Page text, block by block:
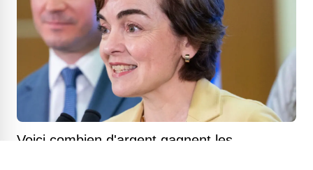
Voici combien d'argent gagnent les